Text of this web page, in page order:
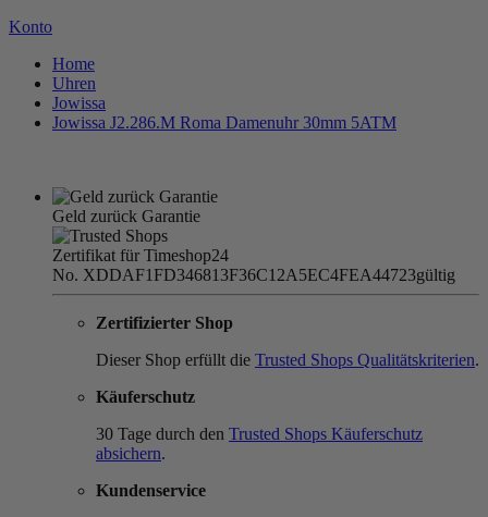
Konto
Home
Uhren
Jowissa
Jowissa J2.286.M Roma Damenuhr 30mm 5ATM
Geld zurück Garantie
Zertifikat für Timeshop24
No. XDDAF1FD346813F36C12A5EC4FEA44723gültig
Zertifizierter Shop
Dieser Shop erfüllt die Trusted Shops Qualitätskriterien.
Käuferschutz
30 Tage durch den Trusted Shops Käuferschutz
absichern.
Kundenservice